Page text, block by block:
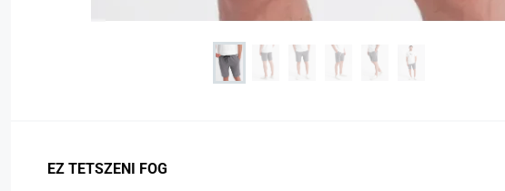
EZ TETSZENI FOG